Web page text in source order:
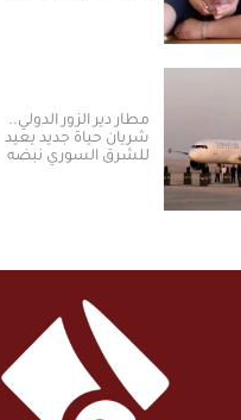
مطار دير الزور الدولي..
شريان حياة جديد يعيد
للشرق السوري نبضه